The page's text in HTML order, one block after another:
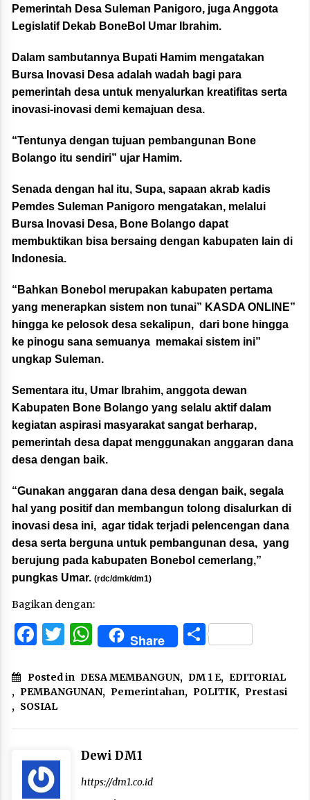
Pemerintah Desa Suleman Panigoro, juga Anggota
Legislatif Dekab BoneBol Umar Ibrahim.
Dalam sambutannya Bupati Hamim mengatakan
Bursa Inovasi Desa adalah wadah bagi para
pemerintah desa untuk menyalurkan kreatifitas serta
inovasi-inovasi demi kemajuan desa.
“Tentunya dengan tujuan pembangunan Bone
Bolango itu sendiri” ujar Hamim.
Senada dengan hal itu, Supa, sapaan akrab kadis
Pemdes Suleman Panigoro mengatakan, melalui
Bursa Inovasi Desa, Bone Bolango dapat
membuktikan bisa bersaing dengan kabupaten lain di
Indonesia.
“Bahkan Bonebol merupakan kabupaten pertama
yang menerapkan sistem non tunai” KASDA ONLINE”
hingga ke pelosok desa sekalipun, dari bone hingga
ke pinogu sana semuanya memakai sistem ini”
ungkap Suleman.
Sementara itu, Umar Ibrahim, anggota dewan
Kabupaten Bone Bolango yang selalu aktif dalam
kegiatan aspirasi masyarakat sangat berharap,
pemerintah desa dapat menggunakan anggaran dana
desa dengan baik.
“Gunakan anggaran dana desa dengan baik, segala
hal yang positif dan membangun tolong disalurkan di
inovasi desa ini, agar tidak terjadi pelencengan dana
desa serta berguna untuk pembangunan desa, yang
berujung pada kabupaten Bonebol cemerlang,”
pungkas Umar. (rdc/dmk/dm1)
Bagikan dengan:
Facebook
Twitter
WhatsApp
Share Share
Posted in DESA MEMBANGUN, DM 1 E, EDITORIAL
, PEMBANGUNAN, Pemerintahan, POLITIK, Prestasi
, SOSIAL
Dewi DM1
https://dm1.co.id